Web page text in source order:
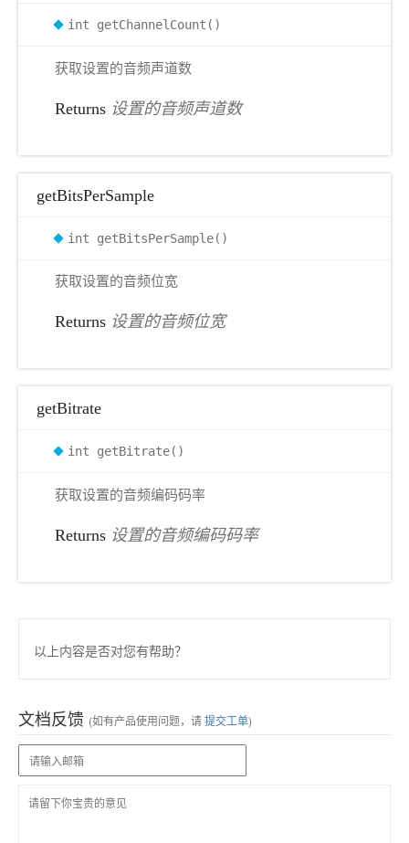
int getChannelCount()
获取设置的音频声道数
Returns 设置的音频声道数
getBitsPerSample
int getBitsPerSample()
获取设置的音频位宽
Returns 设置的音频位宽
getBitrate
int getBitrate()
获取设置的音频编码码率
Returns 设置的音频编码码率
以上内容是否对您有帮助？
文档反馈 (如有产品使用问题，请提交工单)